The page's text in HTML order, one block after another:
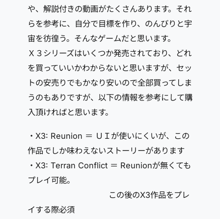
や、解説付きの動画がたくさんあります。それ
らを参考に、自分で目標を作り、のんびりと宇
宙を彷徨う。そんなゲームだと思います。
Ｘ３シリーズはいくつか発売されており、どれ
を買っていいかわからないと思いますが、セッ
トの安売りでもかなり安いので全部買ってしま
うのもありですが、以下の情報を参考にして購
入頂ければと思います。
・X3: Reunion ＝ ＵＩが使いにくいが、この
作品でしか味わえないストーリーがあります
・X3: Terran Conflict ＝ Reunionが無くても
プレイ可能。
この後のX3作品をプレ
イする際必須